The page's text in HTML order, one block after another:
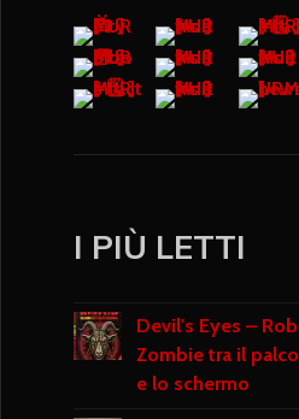
I PIÙ LETTI
Devil's Eyes – Rob
Zombie tra il palco
e lo schermo